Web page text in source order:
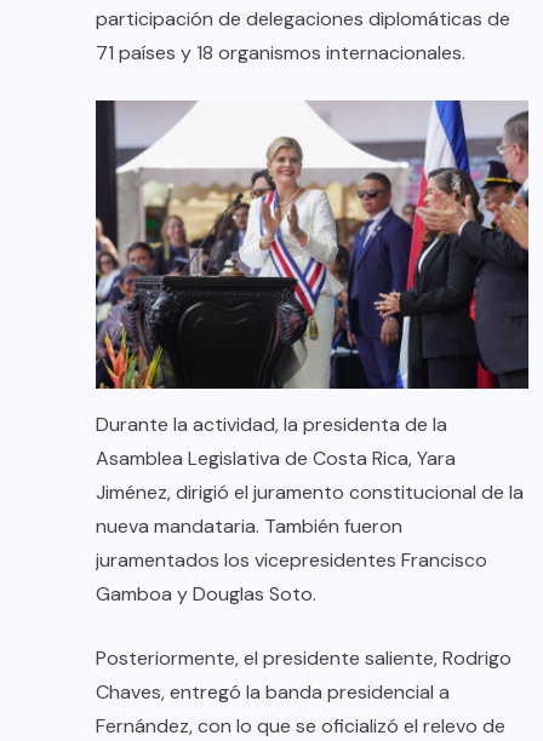
participación de delegaciones diplomáticas de
71 países y 18 organismos internacionales.
Durante la actividad, la presidenta de la
Asamblea Legislativa de Costa Rica, Yara
Jiménez, dirigió el juramento constitucional de la
nueva mandataria. También fueron
juramentados los vicepresidentes Francisco
Gamboa y Douglas Soto.
Posteriormente, el presidente saliente, Rodrigo
Chaves, entregó la banda presidencial a
Fernández, con lo que se oficializó el relevo de